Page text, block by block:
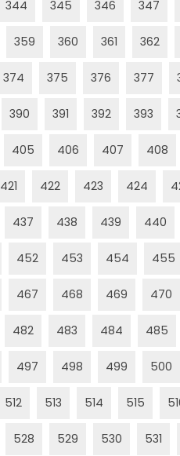
344 345 346 347
359 360 361 362
374 375 376 377
390 391 392 393
405 406 407 408
421 422 423 424
437 438 439 440
452 453 454 455
467 468 469 470
482 483 484 485
497 498 499 500
512 513 514 515
528 529 530 531